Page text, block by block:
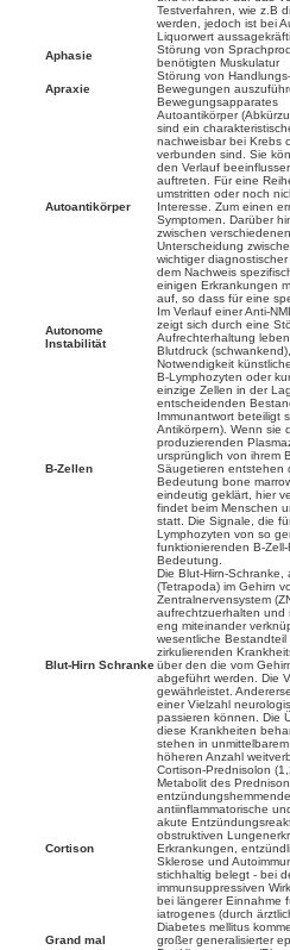
Testverfahren, wie z.B
werden, jedoch ist bei
Liquorwert
Aphasie
Störung von
benötigten Muskulatur
Apraxie
Störung von
Bewegungen
Bewegungsapparates
Autoantikörper
Autoantikörper
sind ein
nachweisbar bei Krebs
verbunden sind. Sie
den Verlauf
auftreten. Für eine
umstritten oder noch
Interesse. Zum einen
Symptomen. Darüber
zwischen
Unterscheidung
wichtiger
dem Nachweis
einigen Erkrankungen
auf, so dass für eine
Autonome
Instabilität
Im Verlauf einer Anti-
zeigt sich durch eine
Aufrechterhaltung
Blutdruck
Notwendigkeit
B-Zellen
B-Lymphozyten oder
einzige Zellen in der
entscheidenden
Immunantwort beteiligt
Antikörpern). Wenn sie
produzierenden
ursprünglich von ihrem
Säugetieren entstehen
Bedeutung bone
eindeutig geklärt, hier
findet beim Menschen
statt. Die Signale, die
Lymphozyten von so
funktionierenden B-
Bedeutung.
Blut-Hirn Schranke
Die Blut-Hirn-
(Tetrapoda) im Gehirn
Zentralnervensystem
aufrechtzuerhalten und
eng miteinander
wesentliche Bestandteil
zirkulierenden
über den die vom
abgeführt werden. Die
gewährleistet.
einer Vielzahl
passieren können. Die
diese Krankheiten
stehen in
höheren Anzahl
Cortison
Cortison-Prednisolon
Metabolit des
antiinflammatorische
akute
obstruktiven
Erkrankungen,
Sklerose und
stichhaltig belegt - bei
immunsuppressiven
bei längerer Einnahme
iatrogenes (durch
Diabetes mellitus
Grand mal
großer generalisierter